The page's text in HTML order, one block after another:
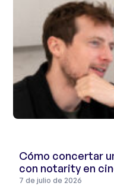
Cómo concertar
con notarity en
7 de julio de 2026